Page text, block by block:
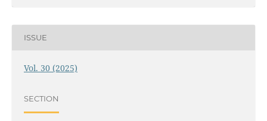
ISSUE
Vol. 30 (2025)
SECTION